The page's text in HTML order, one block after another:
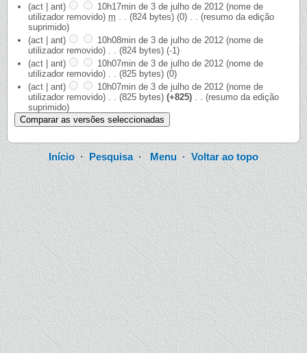
(act | ant)
10h17min de 3 de julho de 2012 (nome de
utilizador removido) m (824 bytes) (0)
(resumo da edição
suprimido)
(act | ant)
10h08min de 3 de julho de 2012 (nome de
utilizador removido)
(824 bytes) (-1)
(act | ant)
10h07min de 3 de julho de 2012 (nome de
utilizador removido)
(825 bytes) (0)
(act | ant)
10h07min de 3 de julho de 2012 (nome de
utilizador removido)
(825 bytes) (+825)
(resumo da edição
suprimido)
Início·Pesquisa·Menu· Voltar ao topo